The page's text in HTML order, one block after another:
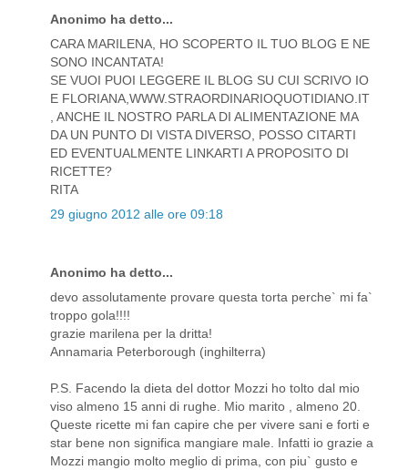
Anonimo ha detto...
CARA MARILENA, HO SCOPERTO IL TUO BLOG E NE
SONO INCANTATA!
SE VUOI PUOI LEGGERE IL BLOG SU CUI SCRIVO IO
E FLORIANA,WWW.STRAORDINARIOQUOTIDIANO.IT
, ANCHE IL NOSTRO PARLA DI ALIMENTAZIONE MA
DA UN PUNTO DI VISTA DIVERSO, POSSO CITARTI
ED EVENTUALMENTE LINKARTI A PROPOSITO DI
RICETTE?
RITA
29 giugno 2012 alle ore 09:18
Anonimo ha detto...
devo assolutamente provare questa torta perche` mi fa`
troppo gola!!!!
grazie marilena per la dritta!
Annamaria Peterborough (inghilterra)
P.S. Facendo la dieta del dottor Mozzi ho tolto dal mio
viso almeno 15 anni di rughe. Mio marito , almeno 20.
Queste ricette mi fan capire che per vivere sani e forti e
star bene non significa mangiare male. Infatti io grazie a
Mozzi mangio molto meglio di prima, con piu` gusto e